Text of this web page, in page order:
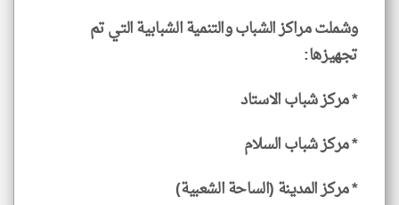
وشملت مراكز الشباب والتنمية الشبابية التي تم
تجهيزها:
* مركز شباب الاستاد
* مركز شباب السلام
* مركز المدينة (الساحة الشعبية)